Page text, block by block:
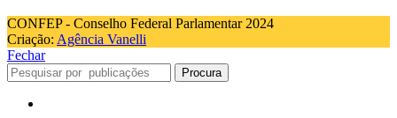
CONFEP - Conselho Federal Parlamentar 2024
Criação: Agência Vanelli
Fechar
Procura